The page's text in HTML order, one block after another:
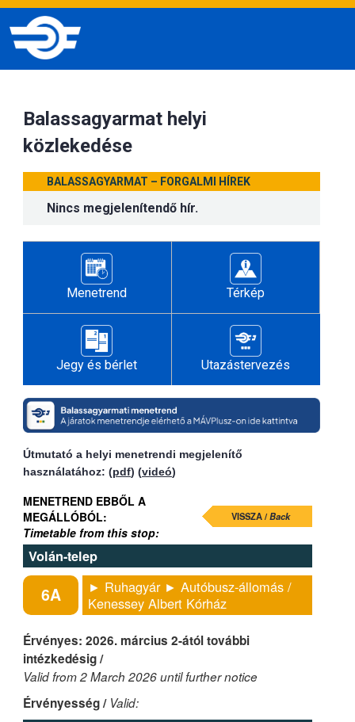
Balassagyarmat helyi
közlekedése
BALASSAGYARMAT – FORGALMI HÍREK
Nincs megjelenítendő hír.
Menetrend Térkép
Jegy és bérlet Utazástervezés
Útmutató a helyi menetrendi megjelenítő
használatához: (pdf) (videó)
MENETREND EBBŐL A
MEGÁLLÓBÓL:
Timetable from this stop:
VISSZA /Back
Volán-telep
6A
► Ruhagyár ► Autóbusz-állomás /
Kenessey Albert Kórház
Érvényes: 2026. március 2-ától további
intézkedésig /
Valid from 2 March 2026 until further notice
Érvényesség / Valid: